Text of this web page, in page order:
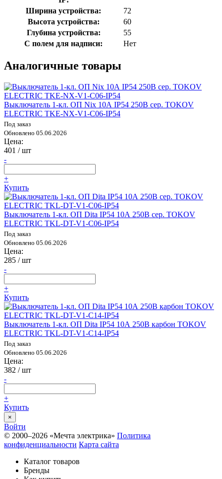
Ширина устройства:
72
Высота устройства:
60
Глубина устройства:
55
С полем для надписи:
Нет
Аналогичные товары
Выключатель 1-кл. ОП Nix 10А IP54 250В сер. TOKOV
ELECTRIC TKE-NX-V1-C06-IP54
Под заказ
Обновлено 05.06.2026
Цена:
401 / шт
-
+
Купить
Выключатель 1-кл. ОП Dita IP54 10А 250В сер. TOKOV
ELECTRIC TKL-DT-V1-C06-IP54
Под заказ
Обновлено 05.06.2026
Цена:
285 / шт
-
+
Купить
Выключатель 1-кл. ОП Dita IP54 10А 250В карбон TOKOV
ELECTRIC TKL-DT-V1-C14-IP54
Под заказ
Обновлено 05.06.2026
Цена:
382 / шт
-
+
Купить
×
Войти
© 2000–2026 «Мечта электрика» Политика
конфиденциальности Карта сайта
Каталог товаров
Бренды